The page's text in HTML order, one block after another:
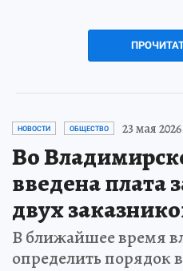
НОВОСТИ ОБЩЕСТВО 23 мая
Во
введена плата
двух
В ближайшее время
определить порядок